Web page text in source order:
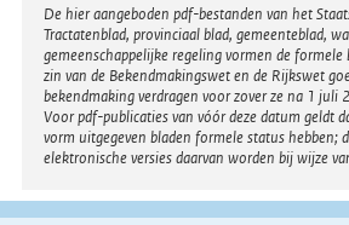
Disclaimer
De hier aangeboden pdf-bestanden van het
Tractatenblad, provinciaal blad, gemeenteblad,
gemeenschappelijke regeling vormen de
zin van de Bekendmakingswet en de Rijkswet
bekendmaking verdragen voor zover ze na 1 juli
Voor pdf-publicaties van vóór deze datum geldt
vorm uitgegeven bladen formele status hebben;
elektronische versies daarvan worden bij wijze